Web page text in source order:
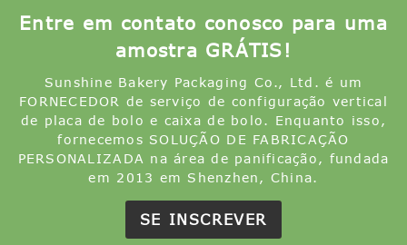
Entre em contato conosco para uma
amostra GRÁTIS!
Sunshine Bakery Packaging Co., Ltd. é um
FORNECEDOR de serviço de configuração vertical
de placa de bolo e caixa de bolo. Enquanto isso,
fornecemos SOLUÇÃO DE FABRICAÇÃO
PERSONALIZADA na área de panificação, fundada
em 2013 em Shenzhen, China.
SE INSCREVER